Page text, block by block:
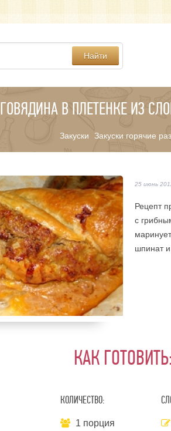
Найти
ГОВЯДИНА В ПЛЕТЕНКЕ ИЗ
Закуски Закуски горячие
25 июнь
Рецепт
с
шпинат и
КАК ГОТОВИТЬ:
КОЛИЧЕСТВО:
1 порция